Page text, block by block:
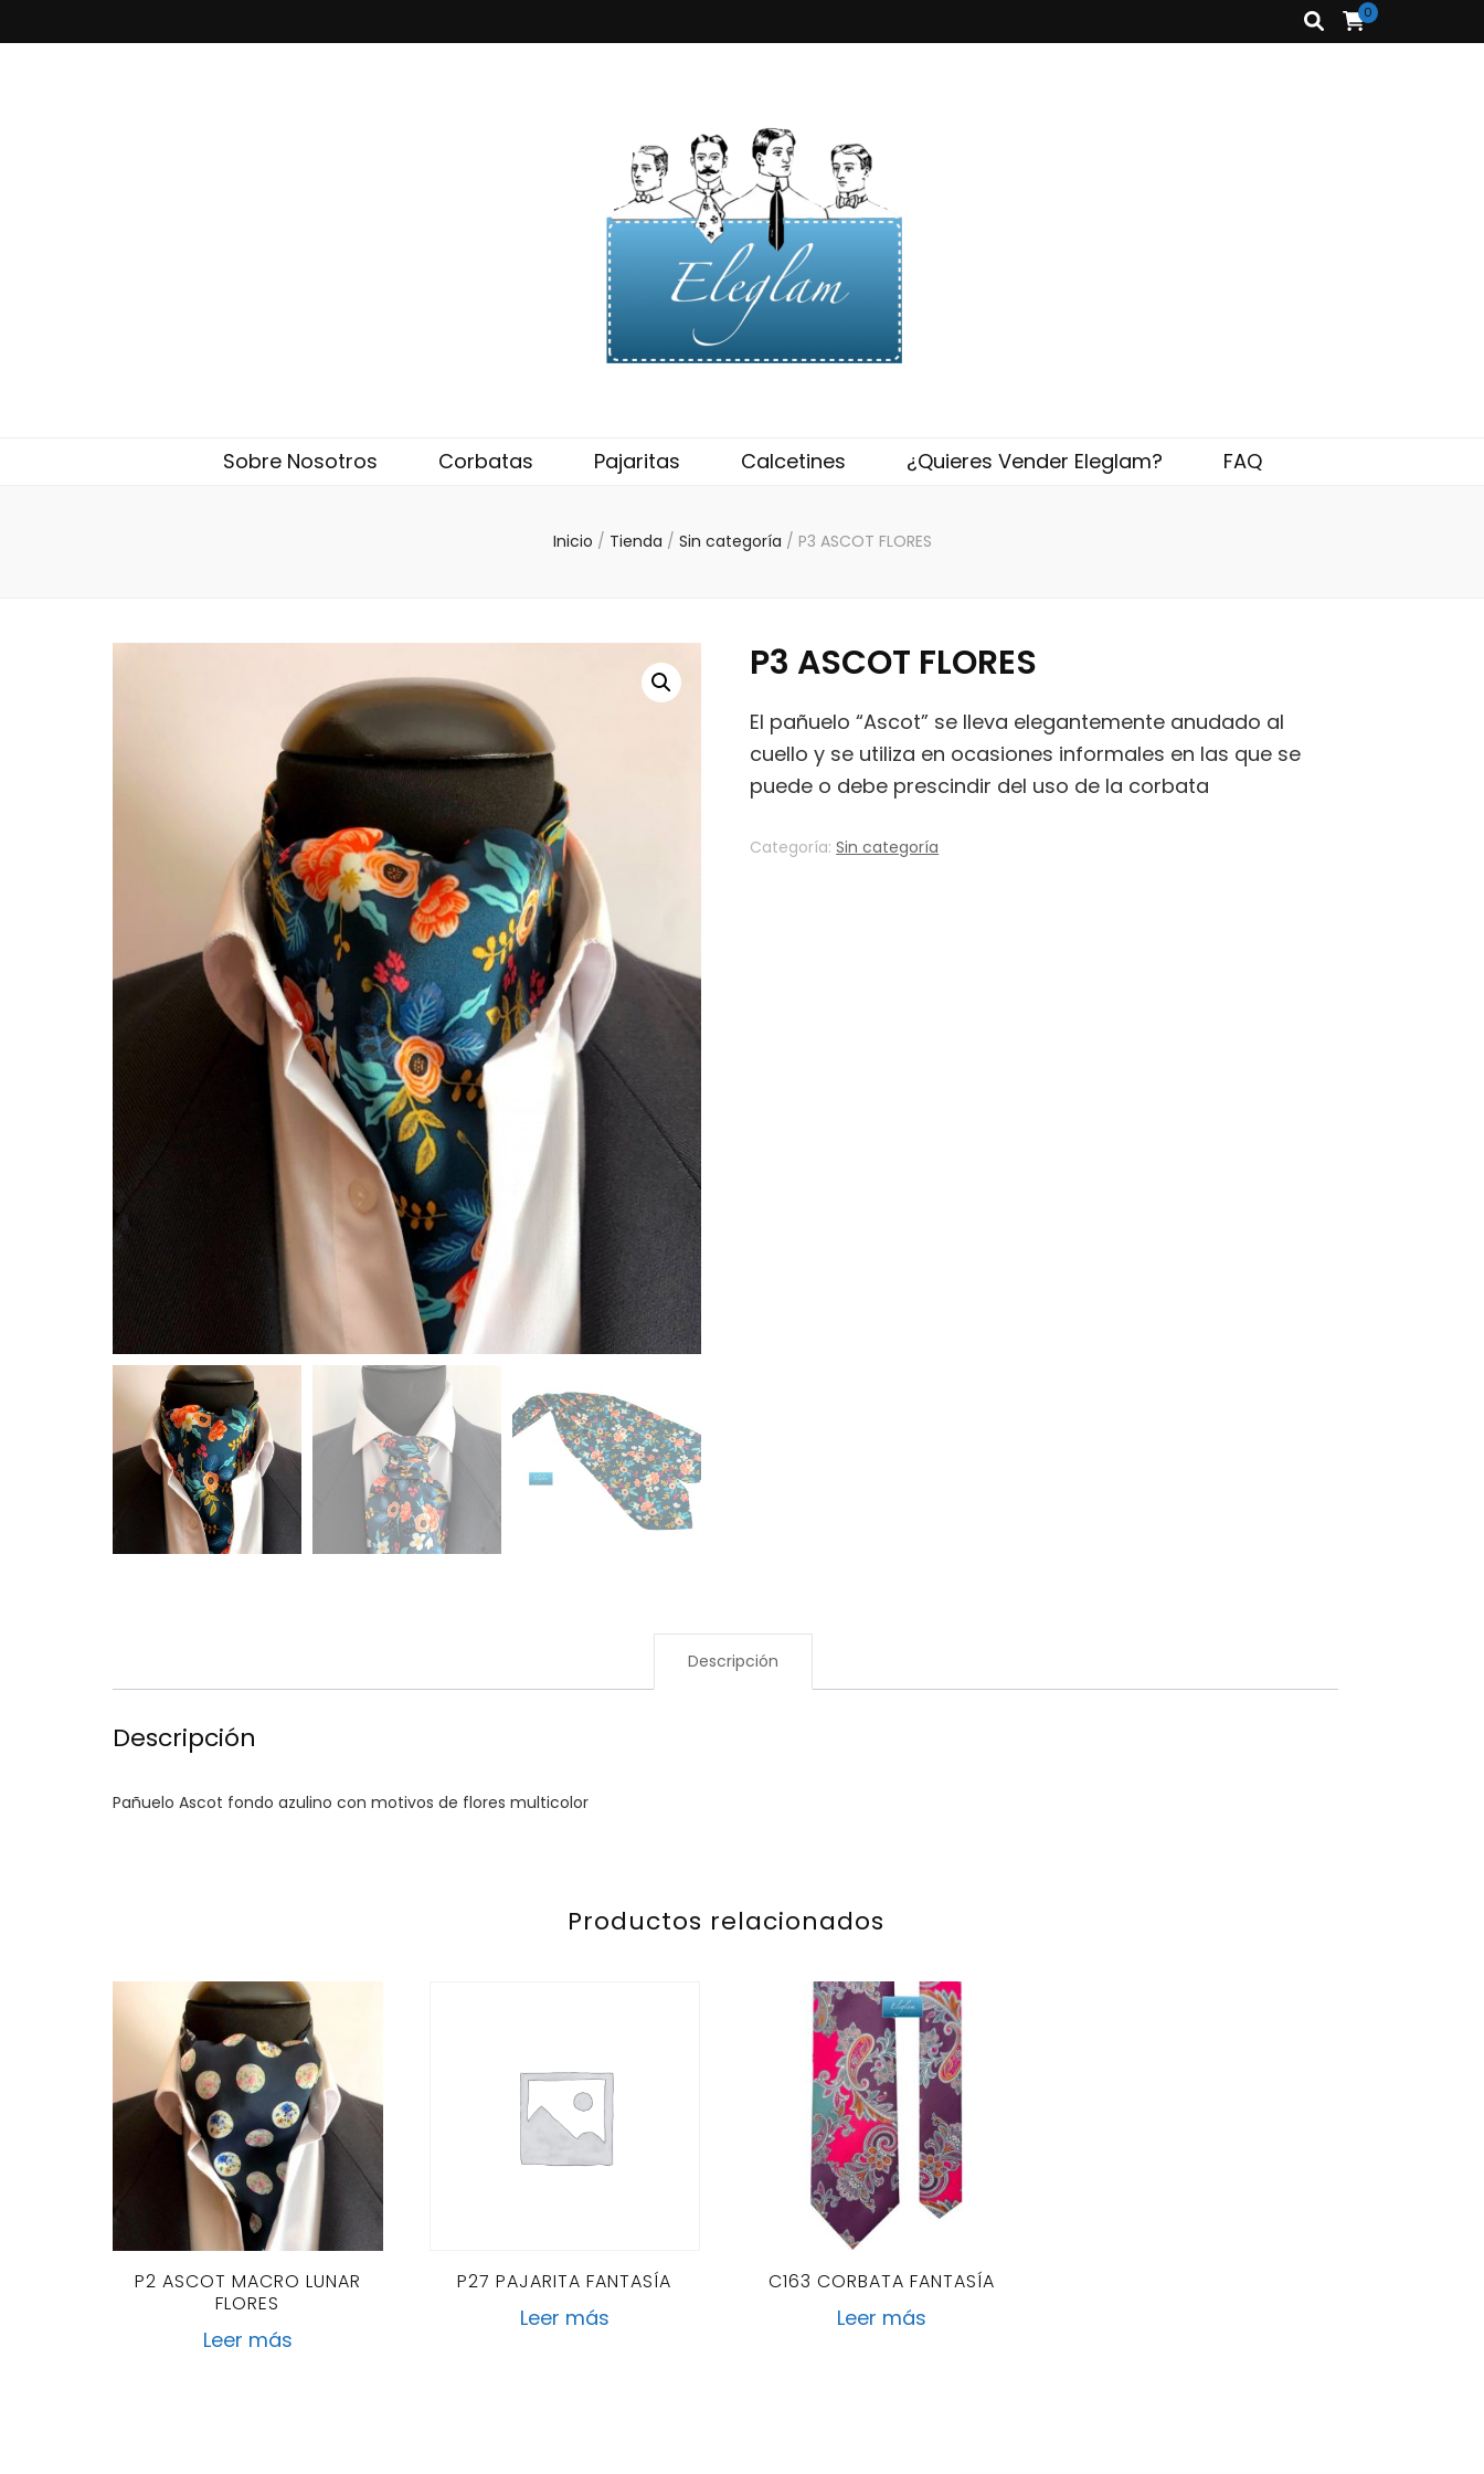
0
Sobre Nosotros Corbatas Pajaritas Calcetines ¿Quieres Vender Eleglam? FAQ
Inicio / Tienda / Sin categoría / P3 ASCOT FLORES
P3 ASCOT FLORES
El pañuelo “Ascot” se lleva elegantemente anudado al
cuello y se utiliza en ocasiones informales en las que se
puede o debe prescindir del uso de la corbata
Categoría:Sin categoría
Descripción
Descripción
Pañuelo Ascot fondo azulino con motivos de flores multicolor
Productos relacionados
P2 ASCOT MACRO LUNAR
FLORES
Leer más
P27 PAJARITA FANTASÍA
Leer más
C163 CORBATA FANTASÍA
Leer más